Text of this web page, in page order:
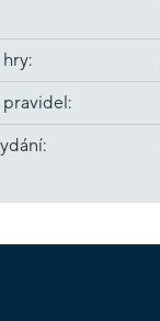
hry:
pravidel:
: